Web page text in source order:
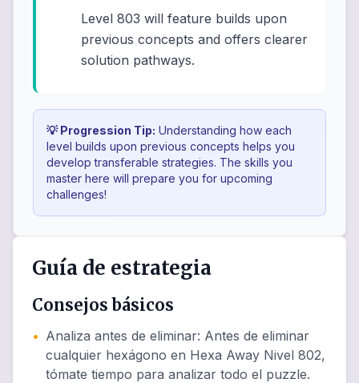
Level 803 will feature builds upon
previous concepts and offers clearer
solution pathways.
💡 Progression Tip: Understanding how each
level builds upon previous concepts helps you
develop transferable strategies. The skills you
master here will prepare you for upcoming
challenges!
Guía de estrategia
Consejos básicos
• Analiza antes de eliminar: Antes de eliminar
cualquier hexágono en Hexa Away Nivel 802,
tómate tiempo para analizar todo el puzzle.